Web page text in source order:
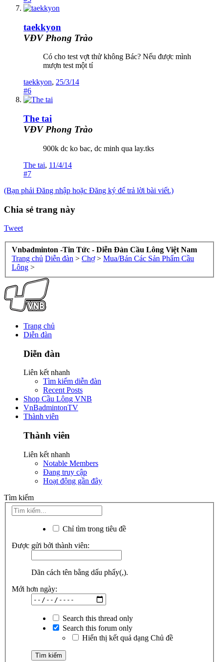
taekkyon
VĐV Phong Trào
Có cho test vợt thử không Bác? Nếu được mình
mượn test một tí
taekkyon, 25/3/14
#6
The tai
VĐV Phong Trào
900k dc ko bac, dc minh qua lay.tks
The tai, 11/4/14
#7
(Bạn phải Đăng nhập hoặc Đăng ký để trả lời bài viết.)
Chia sẻ trang này
Tweet
Vnbadminton -Tin Tức - Diễn Đàn Cầu Lông Việt Nam
Trang chủ Diễn đàn > Chợ > Mua/Bán Các Sản Phẩm Cầu
Lông >
Trang chủ
Diễn đàn
Diễn đàn
Liên kết nhanh
Tìm kiếm diễn đàn
Recent Posts
Shop Cầu Lông VNB
VnBadmintonTV
Thành viên
Thành viên
Liên kết nhanh
Notable Members
Đang truy cập
Hoạt động gần đây
Tìm kiếm
Chỉ tìm trong tiêu đề
Được gửi bởi thành viên:
Dãn cách tên bằng dấu phẩy(,).
Mới hơn ngày:
Search this thread only
Search this forum only
Hiển thị kết quả dạng Chủ đề